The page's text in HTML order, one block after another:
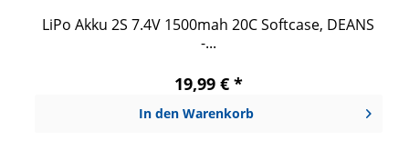
LiPo Akku 2S 7.4V 1500mah 20C Softcase, DEANS
-...
19,99 € *
In den Warenkorb